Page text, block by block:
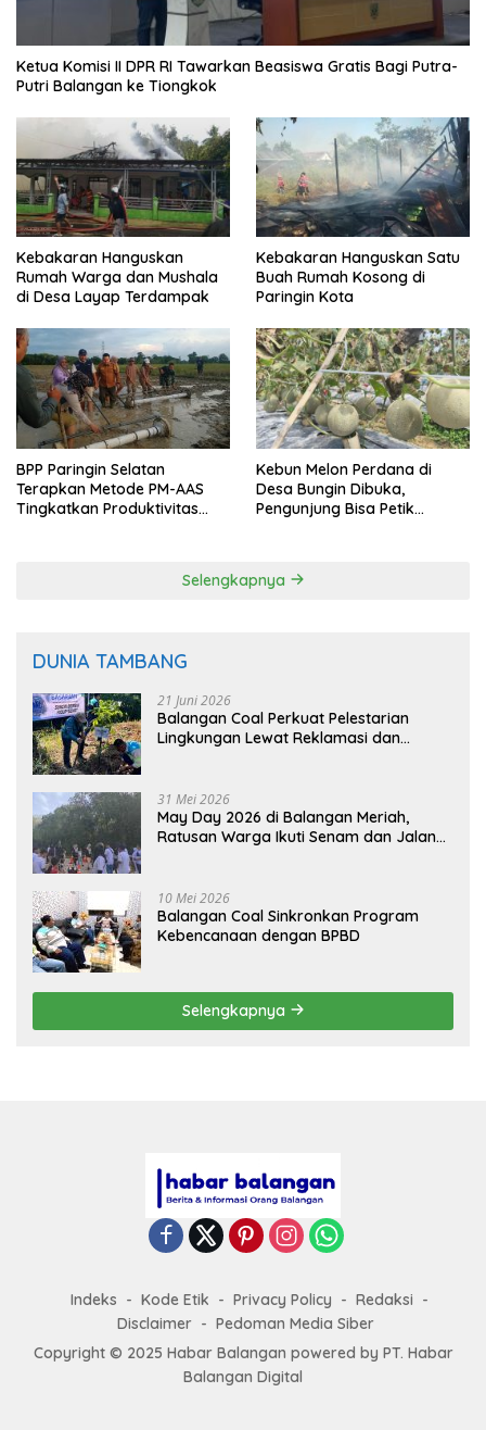
Ketua Komisi II DPR RI Tawarkan Beasiswa Gratis Bagi Putra-
Putri Balangan ke Tiongkok
Kebakaran Hanguskan
Rumah Warga dan Mushala
di Desa Layap Terdampak
Kebakaran Hanguskan Satu
Buah Rumah Kosong di
Paringin Kota
BPP Paringin Selatan
Terapkan Metode PM-AAS
Tingkatkan Produktivitas
Kebun Melon Perdana di
Desa Bungin Dibuka,
Pengunjung Bisa Petik
Selengkapnya
DUNIA TAMBANG
21 Juni 2026
Balangan Coal Perkuat Pelestarian
Lingkungan Lewat Reklamasi dan
31 Mei 2026
May Day 2026 di Balangan Meriah,
Ratusan Warga Ikuti Senam dan Jalan
10 Mei 2026
Balangan Coal Sinkronkan Program
Kebencanaan dengan BPBD
Selengkapnya
Indeks Kode Etik Privacy Policy
Redaksi
Disclaimer
Pedoman Media Siber
Copyright © 2025 Habar Balangan powered by PT. Habar
Balangan Digital